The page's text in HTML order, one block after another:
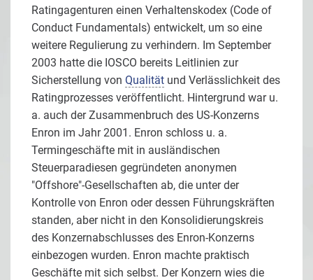
Ratingagenturen einen Verhaltenskodex (Code of
Conduct Fundamentals) entwickelt, um so eine
weitere Regulierung zu verhindern. Im September
2003 hatte die IOSCO bereits Leitlinien zur
Sicherstellung von Qualität und Verlässlichkeit des
Ratingprozesses veröffentlicht. Hintergrund war u.
a. auch der Zusammenbruch des US-Konzerns
Enron im Jahr 2001. Enron schloss u. a.
Termingeschäfte mit in ausländischen
Steuerparadiesen gegründeten anonymen
"Offshore"-Gesellschaften ab, die unter der
Kontrolle von Enron oder dessen Führungskräften
standen, aber nicht in den Konsolidierungskreis
des Konzernabschlusses des Enron-Konzerns
einbezogen wurden. Enron machte praktisch
Geschäfte mit sich selbst. Der Konzern wies die